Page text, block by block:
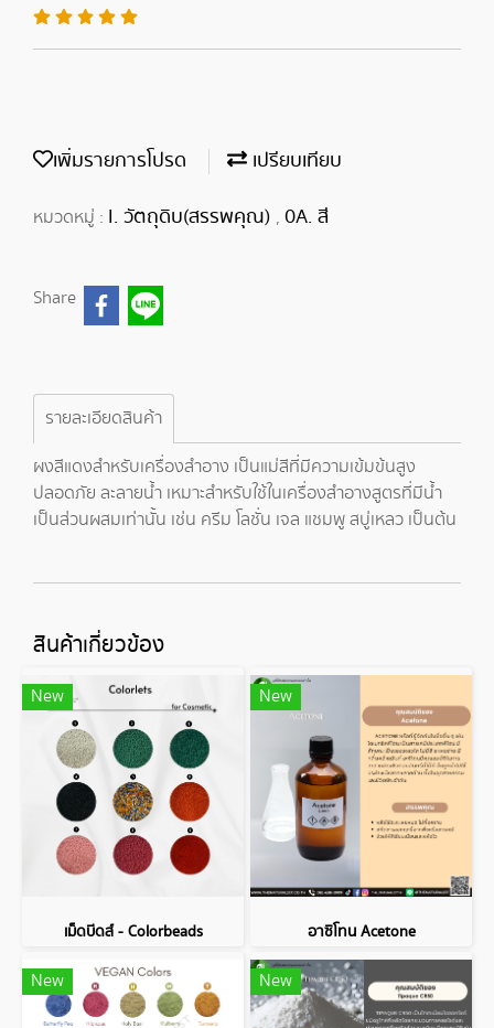
เพิ่มรายการโปรด เปรียบเทียบ
หมวดหมู่ : I. วัตถุดิบ(สรรพคุณ) , 0A. สี
Share
รายละเอียดสินค้า
ผงสีแดงสำหรับเครื่องสำอาง เป็นแม่สีที่มีความเข้มข้นสูง
ปลอดภัย ละลายน้ำ เหมาะสำหรับใช้ในเครื่องสำอางสูตรที่มีน้ำ
เป็นส่วนผสมเท่านั้น เช่น ครีม โลชั่น เจล แชมพู สบู่เหลว เป็นต้น
สินค้าเกี่ยวข้อง
New
เม็ดบีดส์ - Colorbeads
New
อาซิโทน Acetone
New New